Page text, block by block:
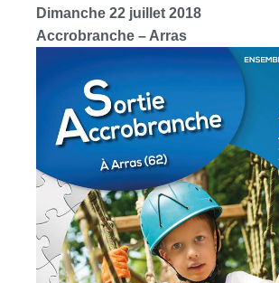
Dimanche 22 juillet 2018
Accrobranche – Arras